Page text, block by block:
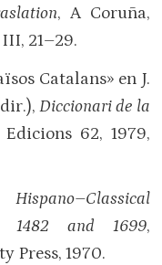
, A Coruña,
21–29.
Catalans» en J.
Diccionari de la
62, 1979,
Hispano–Classical
1482 and 1699,
Press, 1970.